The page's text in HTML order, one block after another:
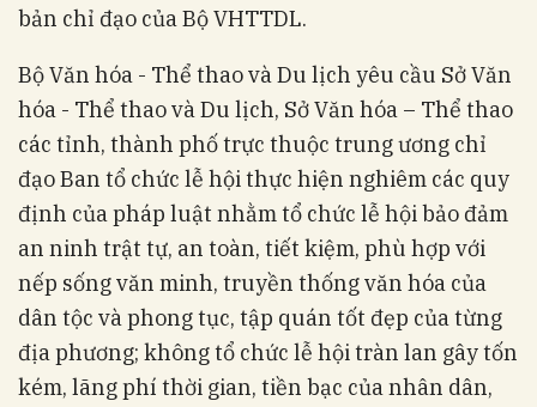
bản chỉ đạo của Bộ VHTTDL.
Bộ Văn hóa - Thể thao và Du lịch yêu cầu Sở Văn
hóa - Thể thao và Du lịch, Sở Văn hóa – Thể thao
các tỉnh, thành phố trực thuộc trung ương chỉ
đạo Ban tổ chức lễ hội thực hiện nghiêm các quy
định của pháp luật nhằm tổ chức lễ hội bảo đảm
an ninh trật tự, an toàn, tiết kiệm, phù hợp với
nếp sống văn minh, truyền thống văn hóa của
dân tộc và phong tục, tập quán tốt đẹp của từng
địa phương; không tổ chức lễ hội tràn lan gây tốn
kém, lãng phí thời gian, tiền bạc của nhân dân,